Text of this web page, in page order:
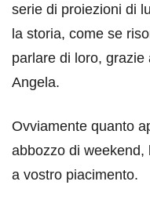
serie di proiezioni di
la storia, come se
parlare di loro,
Angela.
Ovviamente quanto
abbozzo di weekend,
a vostro piacimento.